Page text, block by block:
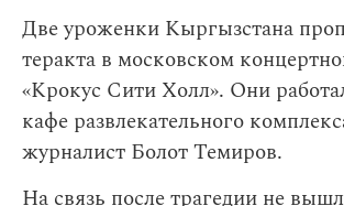
Две уроженки Кыргызстана
теракта в московском
«Крокус Сити Холл». Они
кафе развлекательного
журналист Болот Темиров.
На связь после трагедии не